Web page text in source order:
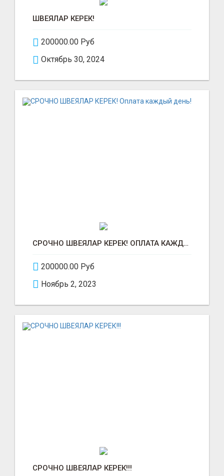
ШВЕЯЛАР КЕРЕК!
200000.00 Руб
Октябрь 30, 2024
СРОЧНО ШВЕЯЛАР КЕРЕК! ОПЛАТА КАЖДЫЙ ДЕНЬ!
200000.00 Руб
Ноябрь 2, 2023
СРОЧНО ШВЕЯЛАР КЕРЕК!!!